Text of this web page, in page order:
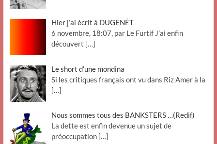
Hier j’ai écrit à DUGENÊT
6 novembre, 18:07, par Le Furtif J’ai enfin
découvert […]
Le short d’une mondina
Si les critiques français ont vu dans Riz Amer à la
[…]
Nous sommes tous des BANKSTERS …(Redif)
La dette est enfin devenue un sujet de
préoccupation […]